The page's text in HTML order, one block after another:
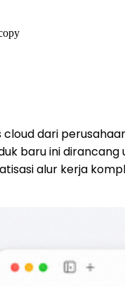
cloud dari
baru ini
alur kerja